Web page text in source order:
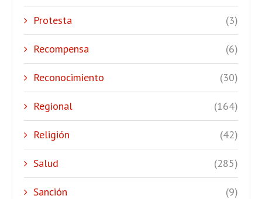
Protesta (3)
Recompensa (6)
Reconocimiento (30)
Regional (164)
Religión (42)
Salud (285)
Sanción (9)